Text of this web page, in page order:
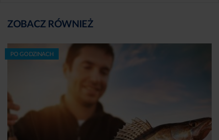
ZOBACZ RÓWNIEŻ
PO GODZINACH